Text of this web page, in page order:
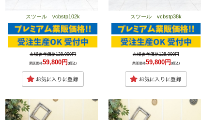
スツール vcbstp102k
市場参考価格128,000円
業販価格59,800円(税込)
スツール vcbstp38k
市場参考価格128,000円
業販価格59,800円 (税込)